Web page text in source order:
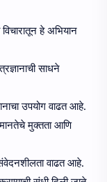
विचारातून हे अभियान
साधने
उपयोग वाढत आहे.
मुक्तता आणि
संवेदनशीलता वाढत आहे.